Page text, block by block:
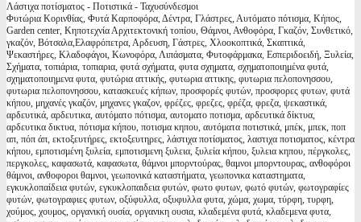
Λάστιχα ποτίσματος - Ποτιστικά - Ταχυσύνδεσμοι
Φυτώρια Κορινθίας, Φυτά Καρποφόρα, Δέντρα, Γλάστρες, Αυτόματο πότισμα, Κήπος,
Garden center, Κηποτεχνία Αρχιτεκτονική τοπίου, Θάμνοι, Ανθοφόρα, Γκαζόν, Συνθετικό,
γκαζόν, Βότσαλα,Ελαφρόπετρα, Αρδευση, Γάστρες, Χλοοκοπτικά, Σκαπτικά,
Ψεκαστήρες, Κλαδοφάγοι, Κωνοφόρα, Λιπάσματα, Φυτοφάρμακα, Εσπεριδοειδή, Ξυλεία,
Σχήματα, τοπιάρια, τοπιαρια, φυτά σχήματα, φυτα σχηματα, σχηματοποιημένα φυτά,
σχηματοποιημενα φυτα, φυτώρια αττικής, φυτωρια αττικης, φυτωρια πελοπονησσου,
φυτωρια πελοπονησσου, κατασκευές κήπων, προσφορές φυτών, προσφορες φυτων, φυτά
κήπου, μηχανές γκαζόν, μηχανες γκαζον, φρέζες, φρεζες, φρέζα, φρεζα, ψεκαστικά,
αρδευτικά, αρδευτικα, αυτόματο πότισμα, αυτοματο ποτισμα, αρδευτικά δίκτυα,
αρδευτικα δικτυα, πότισμα κήπου, ποτισμα κηπου, αυτόματα ποτιστικά, μπέκ, μπεκ, ποπ
απ, πόπ άπ, εκτοξευτήρες, εκτοξευτηρες, λάστιχα ποτίσματος, λαστιχα ποτισματος, κέντρα
κήπου, εμποτισμένη ξυλεία, εμποτισμενη ξυλεια, ξυλεία κήπου, ξυλεια κηπου, πέργκολες,
περγκολες, καφασωτά, καφασωτα, θάμνοι μπορντούρας, θαμνοι μπορντουρας, ανθοφόροι
θάμνοι, ανθοφοροι θαμνοι, γεωπονικά καταστήματα, γεωπονικα καταστηματα,
εγκυκλοπαίδεια φυτών, εγκυκλοπαιδεια φυτών, φωτο φυτων, φωτό φυτών, φωτογραφίες
φυτών, φωτογραφιες φυτων, οξύφυλλα, οξυφυλλα φυτα, χώμα, χωμα, τύρφη, τυρφη,
χούμος, χουμος, οργανική ουσία, οργανικη ουσια, κλαδεμένα φυτά, κλαδεμενα φυτα,